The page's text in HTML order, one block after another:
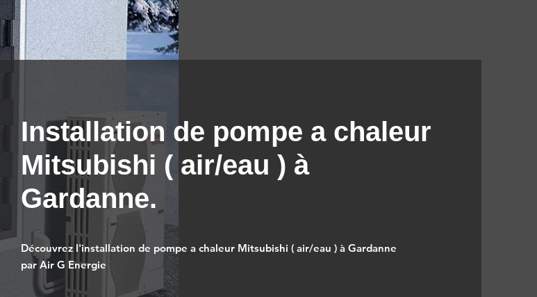
Installation de pompe a chaleur
Mitsubishi ( air/eau ) à
Gardanne.
Découvrez l'installation de pompe a chaleur Mitsubishi ( air/eau ) à Gardanne
par Air G Energie